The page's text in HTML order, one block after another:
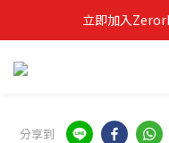
立即加入
立即加入
Zerorh+期間限定優惠
分享到